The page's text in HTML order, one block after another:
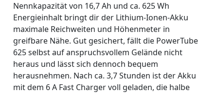
Nennkapazität von 16,7 Ah und ca. 625 Wh
Energieinhalt bringt dir der Lithium-Ionen-Akku
maximale Reichweiten und Höhenmeter in
greifbare Nähe. Gut gesichert, fällt die PowerTube
625 selbst auf anspruchsvollem Gelände nicht
heraus und lässt sich dennoch bequem
herausnehmen. Nach ca. 3,7 Stunden ist der Akku
mit dem 6 A Fast Charger voll geladen, die halbe